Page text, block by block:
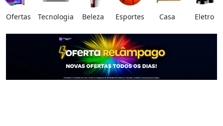
Ofertas Tecnologia Beleza Esportes Casa Eletro